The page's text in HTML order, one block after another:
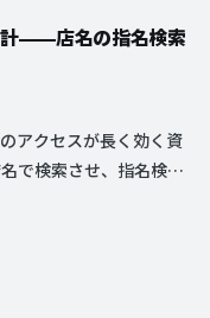
計——店名の指名検索
アクセスが長く効く資
で検索させ、指名検索